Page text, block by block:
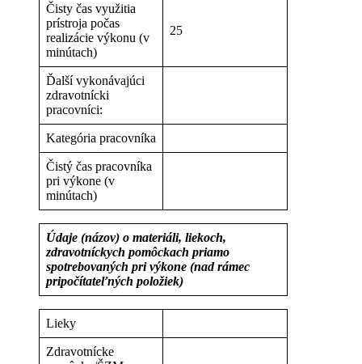
Čisty čas využitia
prístroja počas
realizácie výkonu (v
minútach)
25
Ďalší vykonávajúci
zdravotnícki
pracovníci:
Kategória pracovníka
Čistý čas pracovníka
pri výkone (v
minútach)
Údaje (názov) o materiáli, liekoch,
zdravotníckych pomôckach priamo
spotrebovaných pri výkone (nad rámec
pripočítateľných položiek)
Lieky
Zdravotnícke